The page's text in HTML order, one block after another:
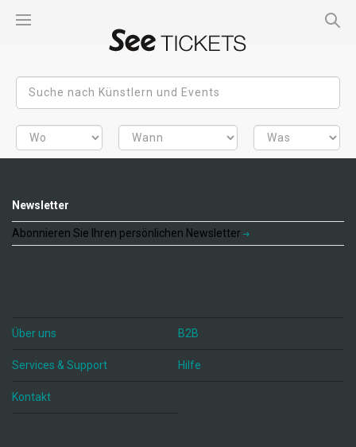
Newsletter
Abonnieren Sie Ihren persönlichen Newsletter
Über uns B2B
Services & Support Hilfe
Kontakt